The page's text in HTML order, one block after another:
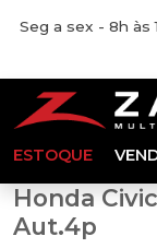
Seg a sex - 8h às
ESTOQUE
Honda
Aut.4p